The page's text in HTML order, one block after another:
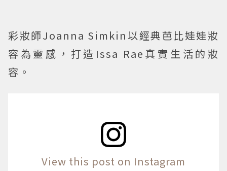
彩妝師Joanna Simkin以經典芭比娃娃妝
容為靈感，打造Issa Rae真實生活的妝
容。
View this post on Instagram